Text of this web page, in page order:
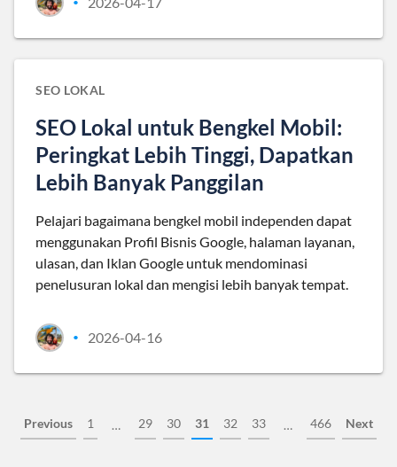
SEO LOKAL
SEO Lokal untuk Bengkel Mobil:
Peringkat Lebih Tinggi, Dapatkan
Lebih Banyak Panggilan
Pelajari bagaimana bengkel mobil independen dapat
menggunakan Profil Bisnis Google, halaman layanan,
ulasan, dan Iklan Google untuk mendominasi
penelusuran lokal dan mengisi lebih banyak tempat.
• 2026-04-16
Previous 1 … 29 30 31 32 33 … 466 Next